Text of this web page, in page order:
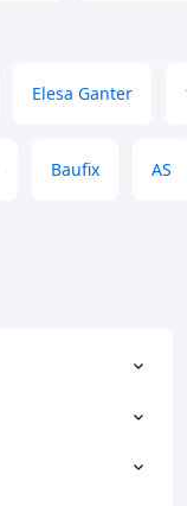
Elesa Ganter
Baufix AS